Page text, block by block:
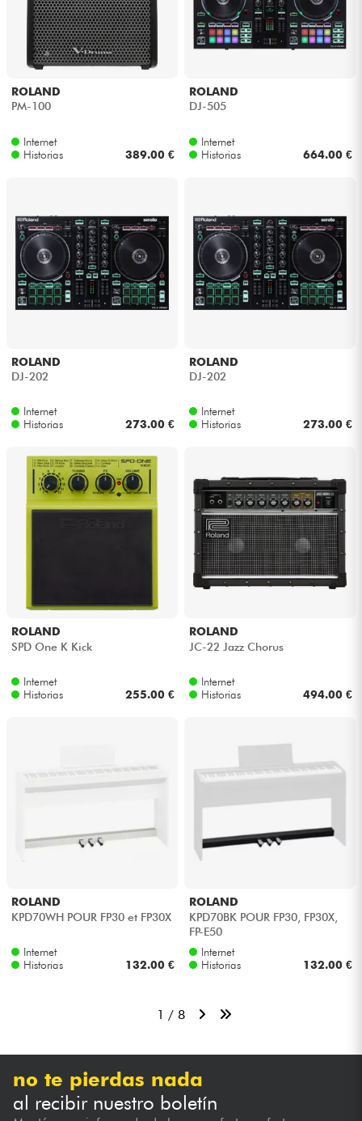
ROLAND
PM-100
Internet
Historias
389.00 €
ROLAND
DJ-505
Internet
Historias
664.00 €
ROLAND
DJ-202
Internet
Historias
273.00 €
ROLAND
DJ-202
Internet
Historias
273.00 €
ROLAND
SPD One K Kick
Internet
Historias
255.00 €
ROLAND
JC-22 Jazz Chorus
Internet
Historias
494.00 €
ROLAND
KPD70WH POUR FP30 et FP30X
Internet
Historias
132.00 €
ROLAND
KPD70BK POUR FP30, FP30X,
FP-E50
Internet
Historias
132.00 €
1 / 8
no te pierdas nada
al recibir nuestro boletín